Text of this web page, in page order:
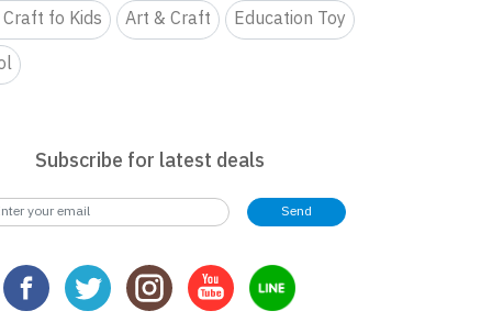
fo Kids Art & Craft
Education Toy
Subscribe for latest deals
Send